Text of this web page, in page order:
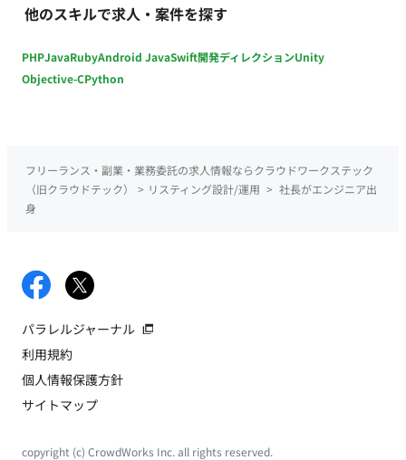
他のスキルで求人・案件を探す
PHPJavaRubyAndroid JavaSwift開発ディレクションUnity
Objective-CPython
フリーランス・副業・業務委託の求人情報ならクラウドワークステック
（旧クラウドテック）
> リスティング設計/運用 > 社長がエンジニア出
身
パラレルジャーナル
利用規約
個人情報保護方針
サイトマップ
copyright (c) CrowdWorks Inc. all rights reserved.